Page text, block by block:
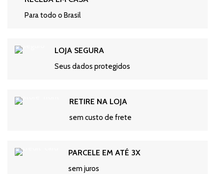
Para todo o Brasil
LOJA SEGURA
Seus dados protegidos
RETIRE NA LOJA
sem custo de frete
PARCELE EM ATÉ 3X
sem juros